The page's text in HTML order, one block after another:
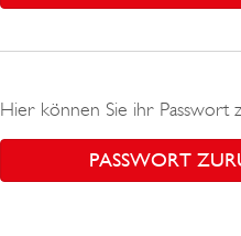
Hier können Sie ihr Passwort
PASSWORT